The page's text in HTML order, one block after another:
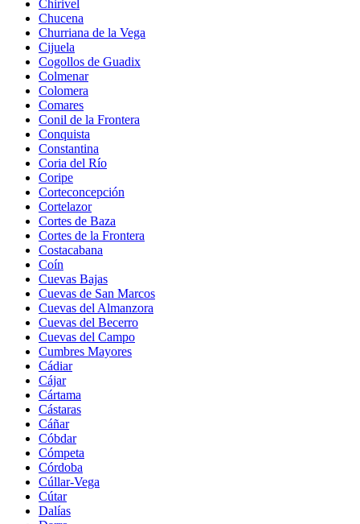
Chirivel
Chucena
Churriana de la Vega
Cijuela
Cogollos de Guadix
Colmenar
Colomera
Comares
Conil de la Frontera
Conquista
Constantina
Coria del Río
Coripe
Corteconcepción
Cortelazor
Cortes de Baza
Cortes de la Frontera
Costacabana
Coín
Cuevas Bajas
Cuevas de San Marcos
Cuevas del Almanzora
Cuevas del Becerro
Cuevas del Campo
Cumbres Mayores
Cádiar
Cájar
Cártama
Cástaras
Cáñar
Cóbdar
Cómpeta
Córdoba
Cúllar-Vega
Cútar
Dalías